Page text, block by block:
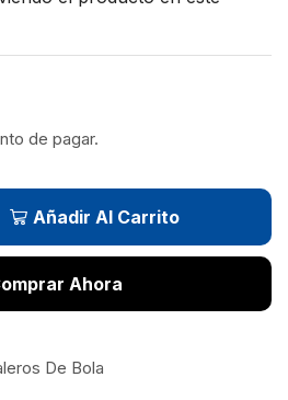
de pagar.
Añadir Al Carrito
Ahora
De Bola